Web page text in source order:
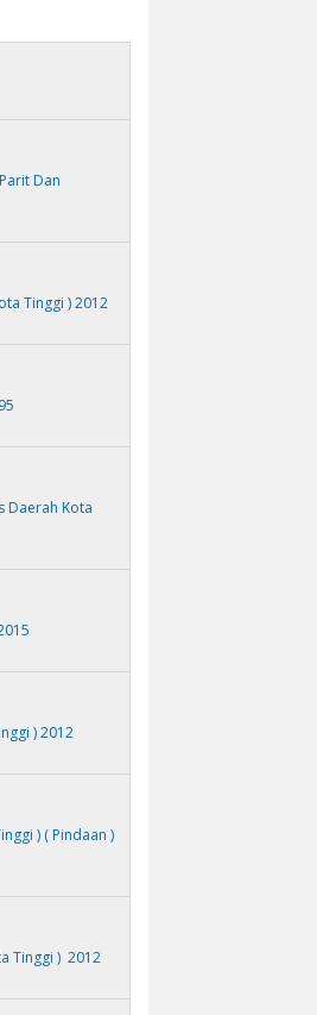
Dan
Tinggi ) 2012
Daerah Kota
) 2012
) ( Pindaan )
Tinggi ) 2012